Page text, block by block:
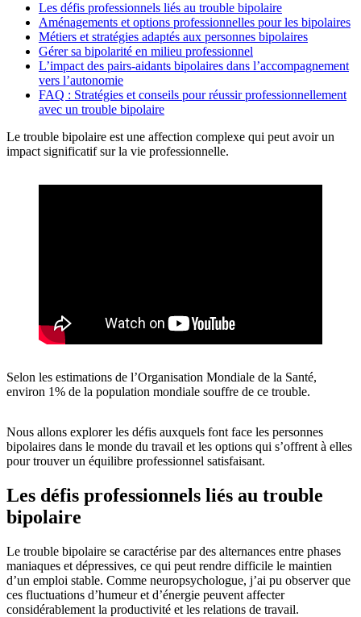
Les défis professionnels liés au trouble bipolaire
Aménagements et options professionnelles pour les bipolaires
Métiers et stratégies adaptés aux personnes bipolaires
Gérer sa bipolarité en milieu professionnel
L’impact des pairs-aidants bipolaires dans l’accompagnement
vers l’autonomie
FAQ : Stratégies et conseils pour réussir professionnellement
avec un trouble bipolaire
Le trouble bipolaire est une affection complexe qui peut avoir un
impact significatif sur la vie professionnelle.
Selon les estimations de l’Organisation Mondiale de la Santé,
environ 1% de la population mondiale souffre de ce trouble.
Nous allons explorer les défis auxquels font face les personnes
bipolaires dans le monde du travail et les options qui s’offrent à elles
pour trouver un équilibre professionnel satisfaisant.
Les défis professionnels liés au trouble
bipolaire
Le trouble bipolaire se caractérise par des alternances entre phases
maniaques et dépressives, ce qui peut rendre difficile le maintien
d’un emploi stable. Comme neuropsychologue, j’ai pu observer que
ces fluctuations d’humeur et d’énergie peuvent affecter
considérablement la productivité et les relations de travail.